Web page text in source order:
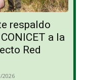
respaldo
a la
Red
2026